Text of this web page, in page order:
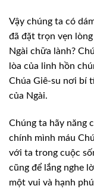
Vậy chúng ta có
đã đặt trọn vẹn
Ngài chữa lành?
lòa của linh hồn
Chúa Giê-su nơi bí
của Ngài.
Chúng ta hãy năng
chính mình máu
với ta trong cuộc
cũng để lắng nghe
một vui và hạnh